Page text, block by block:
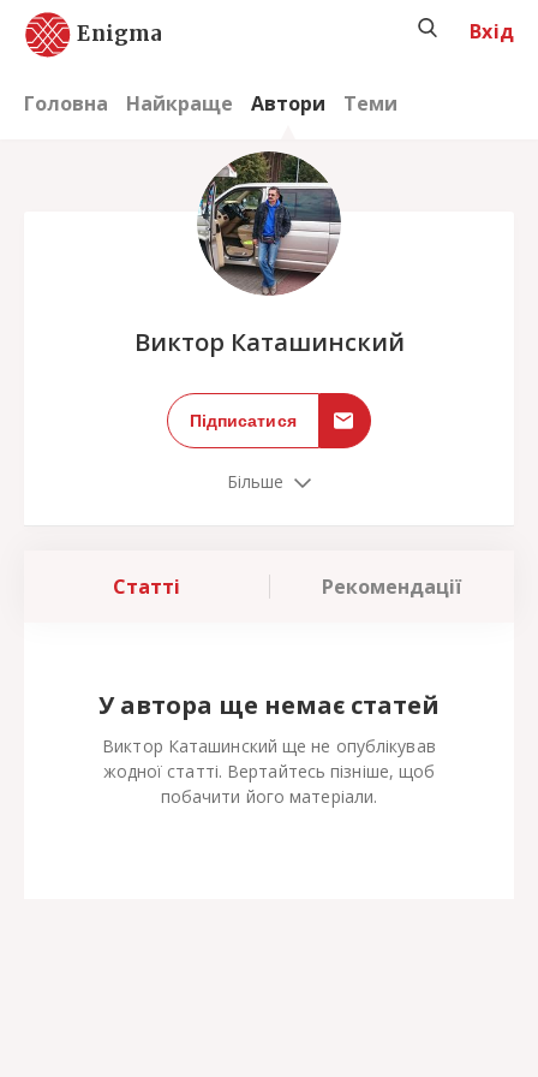
Enigma
Головна Найкраще Автори Теми
Вхід
Виктор Каташинский
Підписатися
Більше
Статті Рекомендації
У автора ще немає статей
Виктор Каташинский ще не опублікував
жодної статті. Вертайтесь пізніше, щоб
побачити його матеріали.